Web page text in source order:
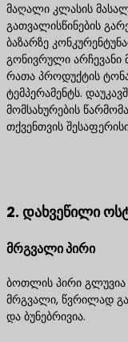
მაღალი კლასის
გათვალისწინების
ბაზარზე
გონივრული არჩევანი
რათა პროდუქტის
ტემპერამენტს.
მომსახურების
თქვენთვის
2. დახვეწილი
მრგვალი პირი
ბოთლის პირი
მრგვალი, წვრილად
და ბუნებრივია.